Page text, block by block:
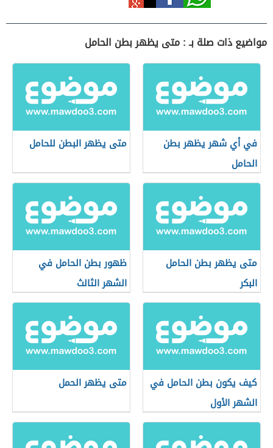
مواضيع ذات صلة بـ : متى يظهر بطن الحامل
في أي شهر يظهر بطن
الحامل
متى يظهر البطن للحامل
متى يظهر بطن الحامل
البكر
ظهور بطن الحامل في
الشهر الثالث
كيف يكون بطن الحامل في
الشهر الأول
متى يظهر الحمل